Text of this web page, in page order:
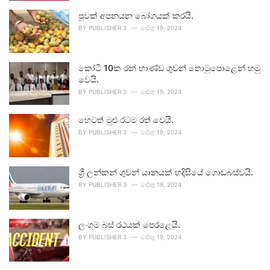
පුවක් අපනයන බෝගයක් කරයි.
BY PUBLISHER 3 මාර්තු 19, 2024
කෝටි 10ක රන් භාණ්ඩ ගුවන් තොටුපොළෙන් හමු
වෙයි.
BY PUBLISHER 3 මාර්තු 19, 2024
හෙටත් මුළු රටම රත් වෙයි.
BY PUBLISHER 3 මාර්තු 19, 2024
ශ්‍රී ලන්කන් ගුවන් යානයක් හදිසියේ ගොඩබස්වයි.
BY PUBLISHER 3 මාර්තු 19, 2024
ලංගම බස් රථයක් පෙරළෙයි.
BY PUBLISHER 3 මාර්තු 19, 2024